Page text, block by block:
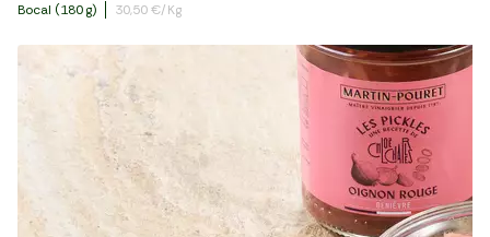
Bocal (180 G) 30,50 €/kg